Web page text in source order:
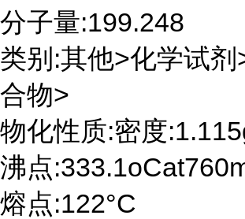
分子量:199.248
类别:其他>化学试
合物>
物化性质:密度
沸点
熔点:122°C